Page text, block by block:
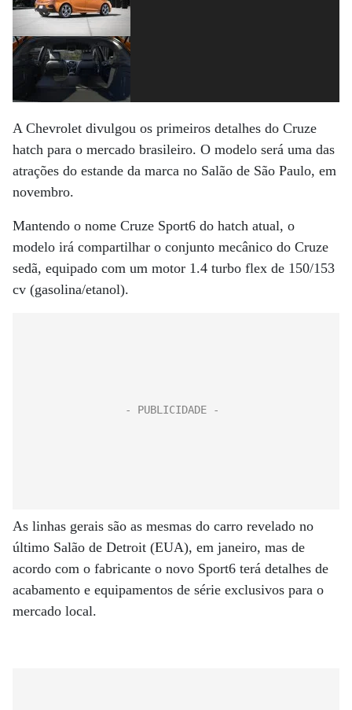
A Chevrolet divulgou os primeiros detalhes do Cruze
hatch para o mercado brasileiro. O modelo será uma das
atrações do estande da marca no Salão de São Paulo, em
novembro.
Mantendo o nome Cruze Sport6 do hatch atual, o
modelo irá compartilhar o conjunto mecânico do Cruze
sedã, equipado com um motor 1.4 turbo flex de 150/153
cv (gasolina/etanol).
As linhas gerais são as mesmas do carro revelado no
último Salão de Detroit (EUA), em janeiro, mas de
acordo com o fabricante o novo Sport6 terá detalhes de
acabamento e equipamentos de série exclusivos para o
mercado local.